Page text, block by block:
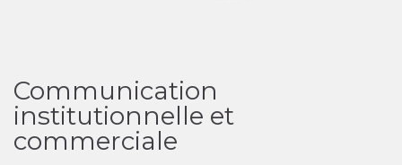
Communication
institutionnelle et
commerciale